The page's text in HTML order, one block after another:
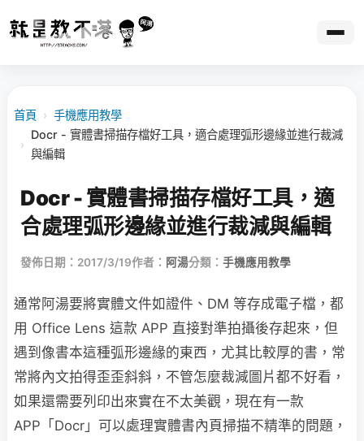
首頁 › 手機應用教學
›
Docr - 實體書掃描存檔好工具，適合處理弧形邊緣並進行裁減
與編輯
Docr - 實體書掃描存檔好工具，適
合處理弧形邊緣並進行裁減與編輯
發佈日期：2017/3/19作者： 阿湯分類： 手機應用教學
通常阿湯要將實體文件如證件、DM 等存成電子檔，都
用 Office Lens 這款 APP 直接對準拍攝後存起來，但
遇到像書本這種弧形邊緣的東西，尤其比較厚的書，常
常將內文拍得歪歪斜斜，不管怎麼裁減圖片都不好看，
如果還需要列印出來實在不太美觀，現在有一款
APP「Docr」可以處理實體書內頁掃描不精準的問題，